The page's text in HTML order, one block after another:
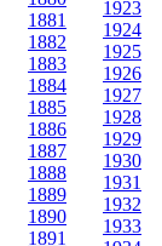
1881
1882
1883
1884
1885
1886
1887
1888
1889
1890
1891
1923
1924
1925
1926
1927
1928
1929
1930
1931
1932
1933